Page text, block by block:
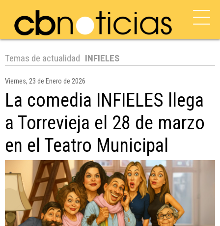
Temas de actualidad INFIELES
Viernes, 23 de Enero de 2026
La comedia INFIELES llega
a Torrevieja el 28 de marzo
en el Teatro Municipal